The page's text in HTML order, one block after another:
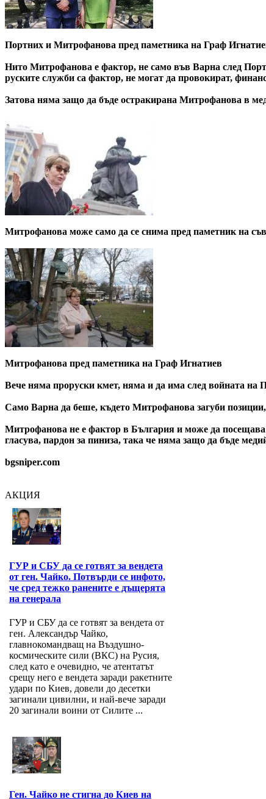
Портних и Митрофанова пред паметника на Граф
Нито Митрофанова е фактор, не само във Варна след
руските служби са фактор, не могат да провокират,
Затова няма защо да бъде остракирана Митрофанова в
Митрофанова може само да се снима пред паметник на
Митрофанова пред паметника на Граф Игнатиев
Вече няма проруски кмет, няма и да има след войната на
Само Варна да беше, където Митрофанова загуби
Митрофанова не е фактор в България и може да
гласува, пардон за пиниза, така че няма защо да бъде
bgsniper.com
АКЦИЯ
ГУР и СБУ да се готвят за вендета
от ген. Чайко. Потвърди се инфото,
че сред тежко ранените е дъщерята
на генерала
ГУР и СБУ да се готвят за вендета от
ген. Александър Чайко,
главнокомандващ на Въздушно-
космическите сили (ВКС) на Русия,
след като е очевидно, че атентатът
срещу него е вендета заради ракетните
удари по Киев, довели до десетки
загинали цивилни, и най-вече заради
20 загинали воини от Силите ...
Ген. Чайко не стигна до Киев на